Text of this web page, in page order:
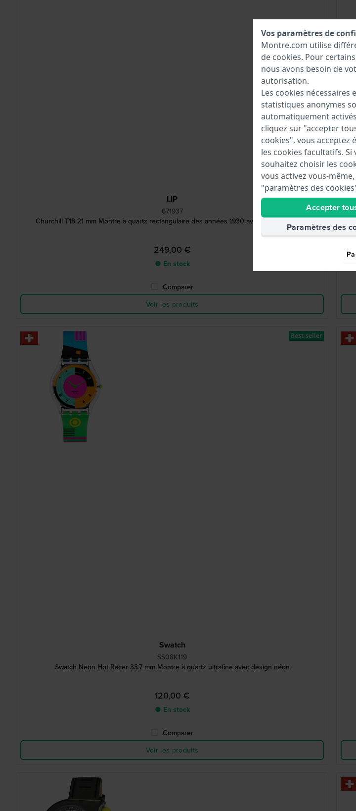
LIP
671937
Churchill T18 21 mm Montre à quartz rectangulaire des années 1930 avec petite seconde
249,00 €
● En stock
Comparer
Voir les produits
Swatch
SS08K119
Swatch Neon Hot Racer 33.7 mm Montre à quartz ultrafine avec design néon
120,00 €
● En stock
Comparer
Voir les produits
Best-seller
Vos paramètres de
Montre.com utilise
de cookies. Pour
nous avons besoin de
autorisation.
Les cookies nécessaires
statistiques anonymes
automatiquement
cliquez sur "accepter
cookies", vous acceptez
les cookies facultatifs. Si
souhaitez choisir les
vous activez vous-
"paramètres des
Accepter
Paramètres des